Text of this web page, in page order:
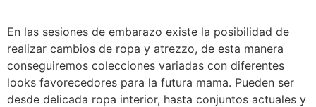
En las sesiones de embarazo existe la posibilidad de
realizar cambios de ropa y atrezzo, de esta manera
conseguiremos colecciones variadas con diferentes
looks favorecedores para la futura mama. Pueden ser
desde delicada ropa interior, hasta conjuntos actuales y